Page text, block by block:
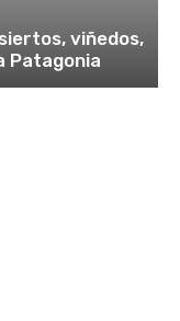
viñedos,
Patagonia